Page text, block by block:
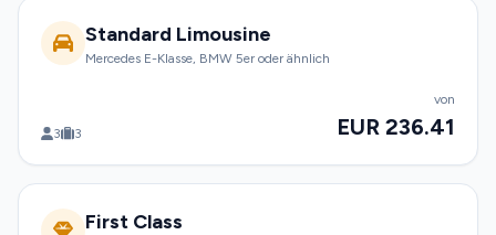
Standard Limousine
Mercedes E-Klasse, BMW 5er oder ähnlich
3 3
von
EUR 236.41
First Class